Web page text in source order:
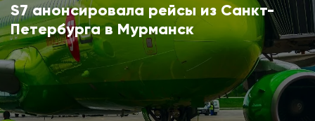
S7 анонсировала рейсы из Санкт-
Петербурга в Мурманск